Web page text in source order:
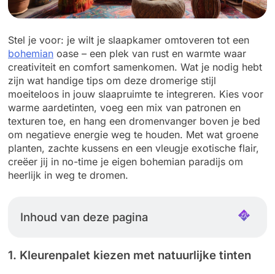
Stel je voor: je wilt je slaapkamer omtoveren tot een
bohemian oase – een plek van rust en warmte waar
creativiteit en comfort samenkomen. Wat je nodig hebt
zijn wat handige tips om deze dromerige stijl
moeiteloos in jouw slaapruimte te integreren. Kies voor
warme aardetinten, voeg een mix van patronen en
texturen toe, en hang een dromenvanger boven je bed
om negatieve energie weg te houden. Met wat groene
planten, zachte kussens en een vleugje exotische flair,
creëer jij in no-time je eigen bohemian paradijs om
heerlijk in weg te dromen.
Inhoud van deze pagina
1. Kleurenpalet kiezen met natuurlijke tinten